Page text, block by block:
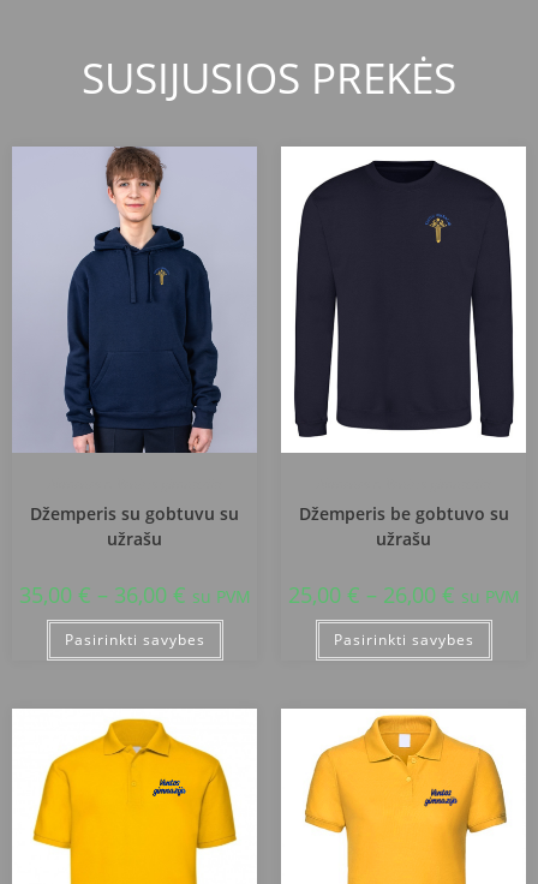
SUSIJUSIOS PREKĖS
Džemperis su gobtuvu su
užrašu
35,00 € – 36,00 € su PVM
Pasirinkti savybes
Džemperis be gobtuvo su
užrašu
25,00 € – 26,00 € su PVM
Pasirinkti savybes